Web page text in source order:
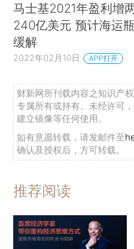
马士基2021年盈利增
240亿美元 预计海运
缓解
2022年02月10日 APP打开
财新网所刊载内容之知识产
专属所有或持有。未经许可
建立镜像等任何使用。
如有意愿转载，请发邮件至
确认及授权后，方可转载。
推荐阅读